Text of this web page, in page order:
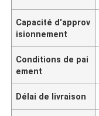
Capacité d'approv
isionnement
Conditions de pai
ement
Délai de livraison